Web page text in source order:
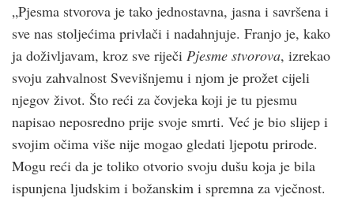
„Pjesma stvorova je tako jednostavna, jasna i savršena i
sve nas stoljećima privlači i nadahnjuje. Franjo je, kako
ja doživljavam, kroz sve riječi Pjesme stvorova, izrekao
svoju zahvalnost Svevišnjemu i njom je prožet cijeli
njegov život. Što reći za čovjeka koji je tu pjesmu
napisao neposredno prije svoje smrti. Već je bio slijep i
svojim očima više nije mogao gledati ljepotu prirode.
Mogu reći da je toliko otvorio svoju dušu koja je bila
ispunjena ljudskim i božanskim i spremna za vječnost.